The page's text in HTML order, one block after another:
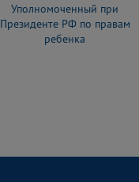
Уполномоченный при
Президенте РФ по правам
ребенка